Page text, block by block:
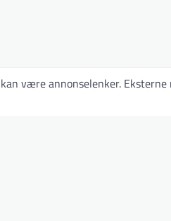
være annonselenker.